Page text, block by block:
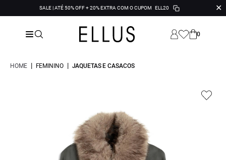
SALE | ATÉ 50% OFF + 20% EXTRA COM O CUPOM ELL20 ✕
0
HOME | FEMININO | JAQUETAS E CASACOS